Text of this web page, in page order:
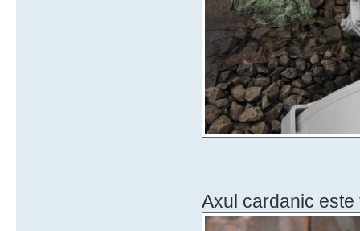
Axul cardanic